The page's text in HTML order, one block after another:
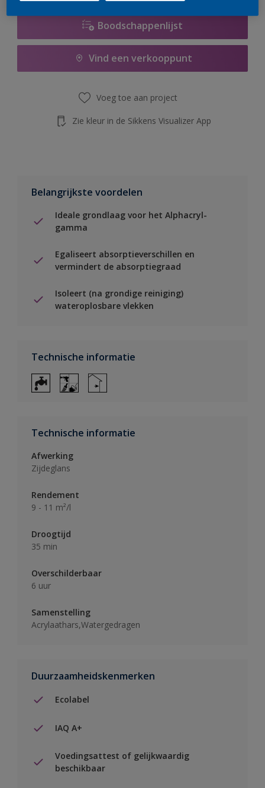
Boodschappenlijst
Vind een verkooppunt
Voeg toe aan project
Zie kleur in de Sikkens Visualizer App
Belangrijkste voordelen
Ideale grondlaag voor het Alphacryl-
gamma
Egaliseert absorptieverschillen en
vermindert de absorptiegraad
Isoleert (na grondige reiniging)
wateroplosbare vlekken
Technische informatie
Technische informatie
Afwerking
Zijdeglans
Rendement
9 - 11 m²/l
Droogtijd
35 min
Overschilderbaar
6 uur
Samenstelling
Acrylaathars,Watergedragen
Duurzaamheidskenmerken
Ecolabel
IAQ A+
Voedingsattest of gelijkwaardig
beschikbaar